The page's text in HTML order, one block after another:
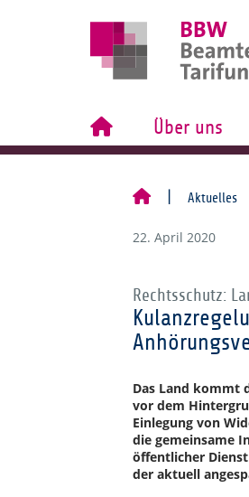
Über uns
Aktuelles
22. April 2020
Rechtsschutz:
Das Land kommt
vor dem
Einlegung von
die gemeinsame
öffentlicher
der aktuell